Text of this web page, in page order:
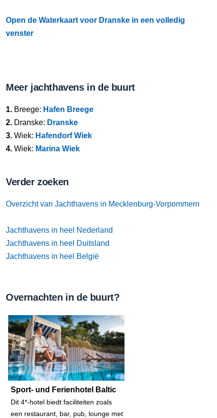
Open de Waterkaart voor Dranske in een volledig
venster
Meer jachthavens in de buurt
1. Breege: Hafen Breege
2. Dranske: Dranske
3. Wiek: Hafendorf Wiek
4. Wiek: Marina Wiek
Verder zoeken
Overzicht van Jachthavens in Mecklenburg-Vorpommern
Jachthavens in heel Nederland
Jachthavens in heel Duitsland
Jachthavens in heel België
Overnachten in de buurt?
Sport- und Ferienhotel Baltic
Dit 4*-hotel biedt faciliteiten zoals
een restaurant, bar, pub, lounge met